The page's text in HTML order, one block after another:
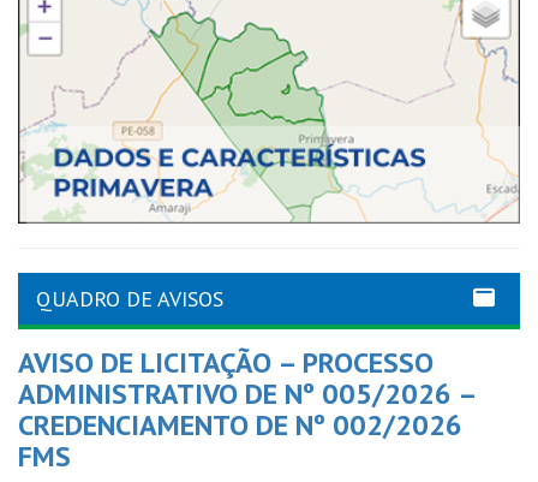
QUADRO DE AVISOS
AVISO DE LICITAÇÃO – PROCESSO
ADMINISTRATIVO DE Nº 005/2026 –
CREDENCIAMENTO DE Nº 002/2026
FMS